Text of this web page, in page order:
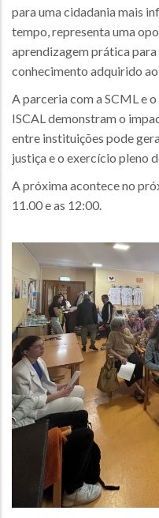
para uma cidadania mais
tempo, representa uma
aprendizagem prática
conhecimento adquirido
A parceria com a SCML e
ISCAL demonstram o
entre instituições pode
justiça e o exercício pleno
A próxima acontece no
11.00 e as 12:00.